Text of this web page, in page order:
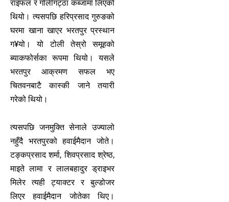
राइफल र गोलीगट्ठा कब्जामा लिएको
थियो। त्यसपछि हरिप्रसाद गुरुङको
घरमा खाना खाएर भरतपुर प्रस्थान
ग¥यो। यो टोली तेस्रो समूहको
ब्याकफोर्सका रूपमा थियो। यसले
भरतपुर आक्रमण सफल भए
चितवनबाटै कास्की जाने तयारी
गरेको थियो।
त्यसपछि जनमुक्ति सेनाले उज्यालो
नहुँदै भरतपुरको हवाईमैदान जोते।
टङ्कप्रसाद शर्मा, शिवप्रसाद श्रेष्ठ,
माइते लामा र लालबहादुर ड्राइभर
मिलेर त्यही ट्याक्टर र बुल्डोजर
लिएर हवाईमैदान जोतेका थिए।